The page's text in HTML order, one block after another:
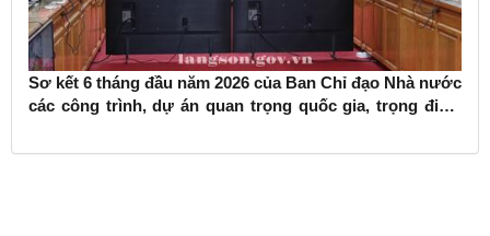
Sơ kết 6 tháng đầu năm 2026 của Ban Chỉ đạo Nhà nước
các công trình, dự án quan trọng quốc gia, trọng điểm